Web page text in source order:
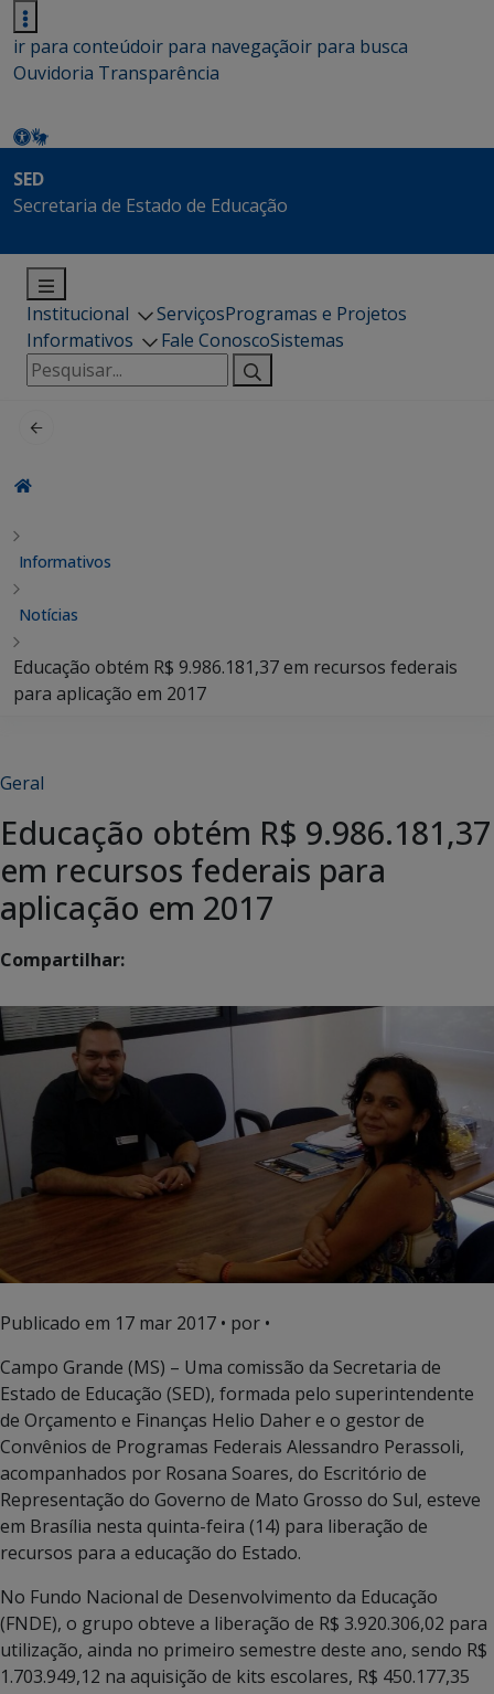
ir para conteúdoir para navegaçãoir para busca
Ouvidoria Transparência
SED
Secretaria de Estado de Educação
Institucional ServiçosProgramas e Projetos
Informativos
Fale ConoscoSistemas
Pesquisar
por:
Informativos
Notícias
Educação obtém R$ 9.986.181,37 em recursos federais
para aplicação em 2017
Geral
Educação obtém R$ 9.986.181,37
em recursos federais para
aplicação em 2017
Compartilhar:
Publicado em 17 mar 2017 • por •
Campo Grande (MS) – Uma comissão da Secretaria de
Estado de Educação (SED), formada pelo superintendente
de Orçamento e Finanças Helio Daher e o gestor de
Convênios de Programas Federais Alessandro Perassoli,
acompanhados por Rosana Soares, do Escritório de
Representação do Governo de Mato Grosso do Sul, esteve
em Brasília nesta quinta-feira (14) para liberação de
recursos para a educação do Estado.
No Fundo Nacional de Desenvolvimento da Educação
(FNDE), o grupo obteve a liberação de R$ 3.920.306,02 para
utilização, ainda no primeiro semestre deste ano, sendo R$
1.703.949,12 na aquisição de kits escolares, R$ 450.177,35